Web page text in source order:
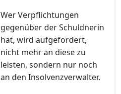
Wer Verpflichtungen
gegenüber der Schuldnerin
hat, wird aufgefordert,
nicht mehr an diese zu
leisten, sondern nur noch
an den Insolvenzverwalter.